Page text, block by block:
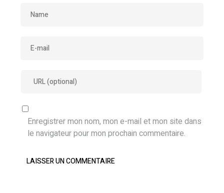
Enregistrer mon nom, mon e-mail et mon site dans
le navigateur pour mon prochain commentaire.